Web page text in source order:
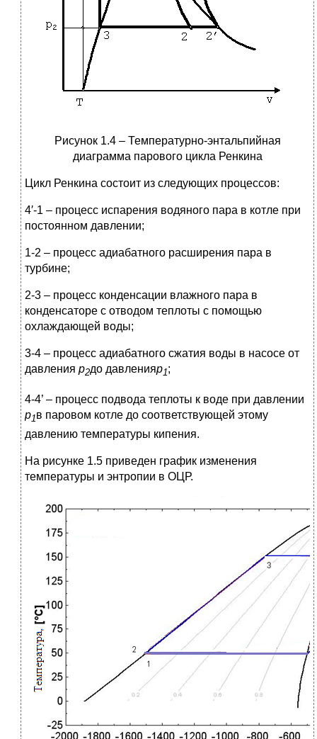
Рисунок 1.4 – Температурно-энтальпийная
диаграмма парового цикла Ренкина
Цикл Ренкина состоит из следующих процессов:
4′-1 – процесс испарения водяного пара в котле при
постоянном давлении;
1-2 – процесс адиабатного расширения пара в
турбине;
2-3 – процесс конденсации влажного пара в
конденсаторе с отводом теплоты с помощью
охлаждающей воды;
3-4 – процесс адиабатного сжатия воды в насосе от
давления p2до давленияp1;
4-4’ – процесс подвода теплоты к воде при давлении
p1в паровом котле до соответствующей этому
давлению температуры кипения.
На рисунке 1.5 приведен график изменения
температуры и энтропии в ОЦР.